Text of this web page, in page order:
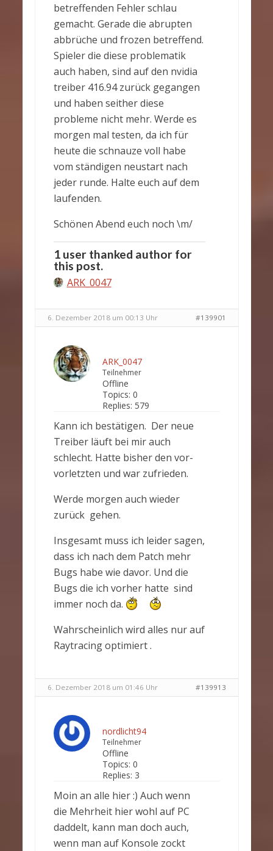
betreffenden Fehler schlau
gemacht. Gerade die abrupten
abbrüche und frozen betreffend.
Spieler die diese problematik
auch haben, sind auf den nvidia
treiber 416.94 zurück gegangen
und haben seither diese
probleme nicht mehr. Werde es
morgen mal testen, da ich für
heute die schnauze voll habe
vom ständigen neustart nach
jeder runde. Halte euch auf dem
laufenden.
Schönen Abend euch noch \m/
1 user thanked author for
this post.
ARK_0047
6. Dezember 2018 um 00:13 Uhr #139901
ARK_0047
Teilnehmer
Offline
Topics: 0
Replies: 579
Kann ich bestätigen. Der neue
Treiber läuft bei mir auch
schlecht. Hatte bisher den vor-
vorletzten und war zufrieden.
Werde morgen auch wieder
zurück gehen.
Insgesamt muss ich leider sagen,
dass ich nach dem Patch mehr
Bugs habe wie davor. Und die
Bugs die ich vorher hatte sind
immer noch da.
Wahrscheinlich wird alles nur auf
Raytracing optimiert .
6. Dezember 2018 um 01:46 Uhr #139913
nordlicht94
Teilnehmer
Offline
Topics: 0
Replies: 3
Moin an alle hier :) Auch wenn
die Mehrheit hier wohl auf PC
daddelt, kann man doch auch,
wenn man auf Konsole zockt